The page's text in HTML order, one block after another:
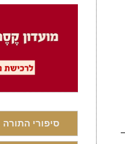
סיפורי התורה